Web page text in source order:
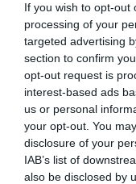
If you wish to opt-out
processing of your
targeted advertising
section to confirm
opt-out request is
interest-based ads
us or personal
your opt-out. You
disclosure of your
IAB’s list of
also be disclosed by
κιόλας
δεν έχεις
εσάς ας πω
είχαμε
ζούγκλα
καθάρισε
Γιώργος
15/05 - 17:27